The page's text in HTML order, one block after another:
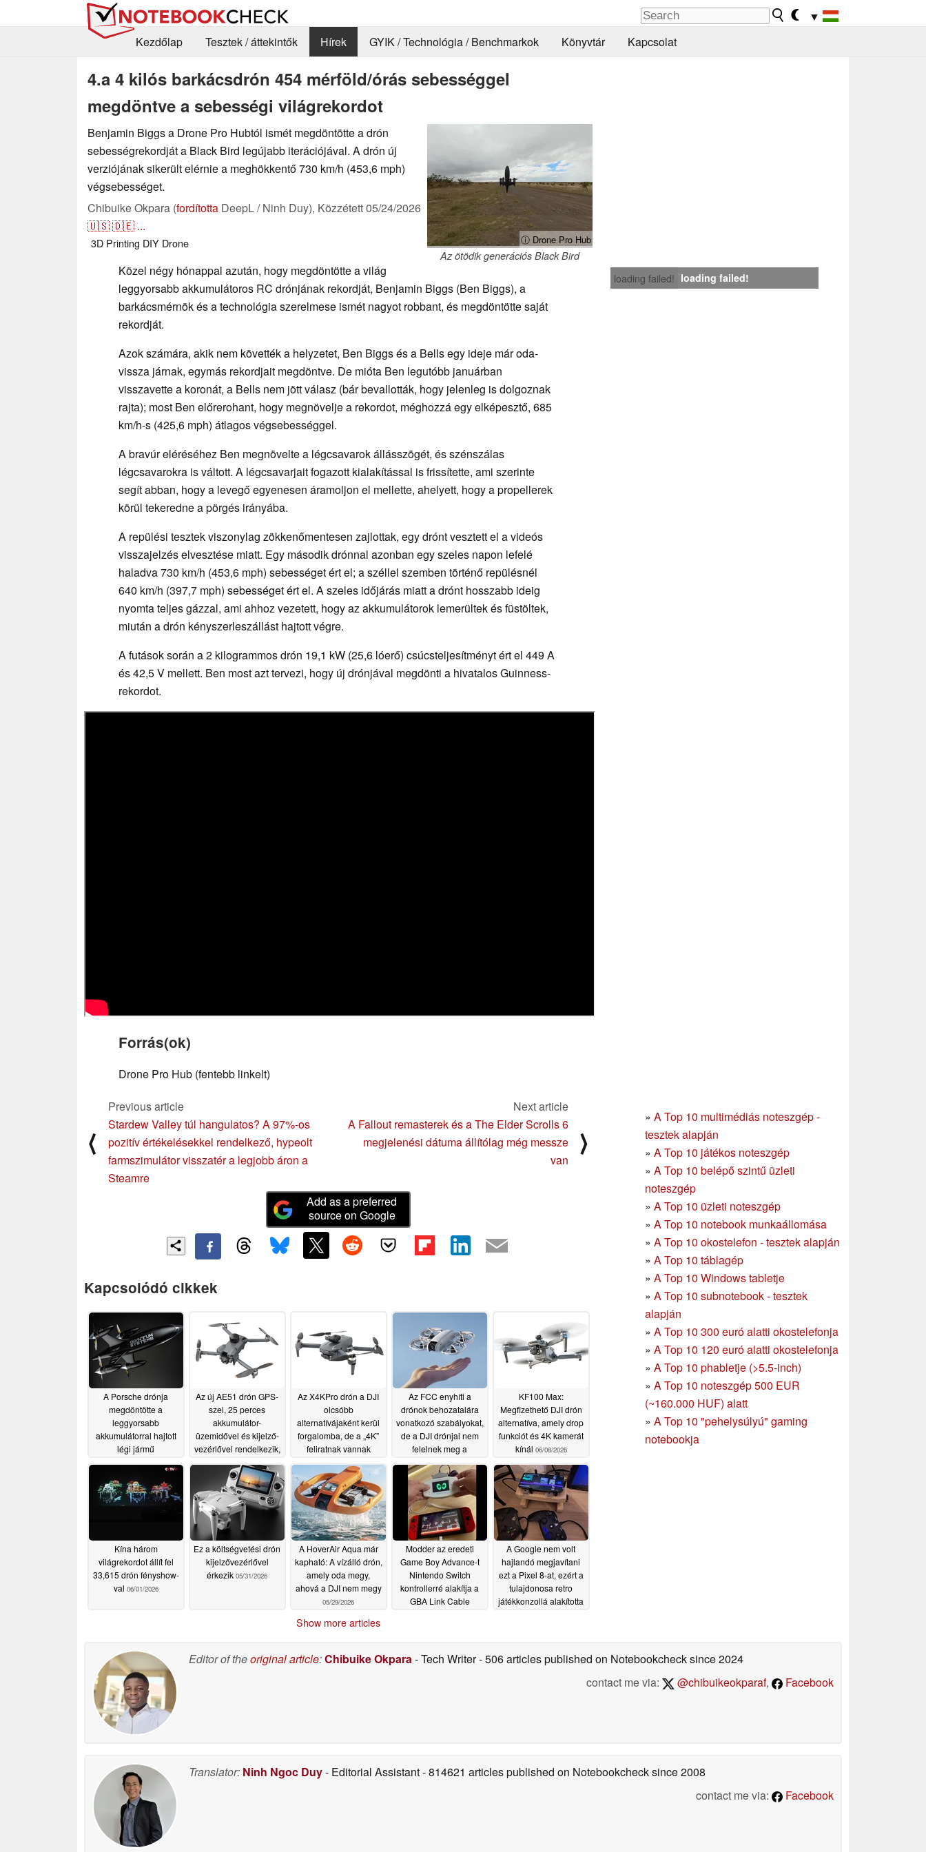
▼
Kezdőlap
Tesztek / áttekintők Hírek GYIK / Technológia / Benchmarkok Könyvtár Kapcsolat
4.a 4 kilós barkácsdrón 454 mérföld/órás sebességgel
megdöntve a sebességi világrekordot
ⓘ Drone Pro Hub
Az ötödik generációs Black Bird
Benjamin Biggs a Drone Pro Hubtól ismét megdöntötte a drón
sebességrekordját a Black Bird legújabb iterációjával. A drón új
verziójának sikerült elérnie a meghökkentő 730 km/h (453,6 mph)
végsebességet.
Chibuike Okpara (fordította DeepL / Ninh Duy), Közzétett05/24/2026
🇺🇸🇩🇪 ...
3D Printing DIY Drone
loading failed! loading failed!
Közel négy hónappal azután, hogy megdöntötte a világ
leggyorsabb akkumulátoros RC drónjának rekordját, Benjamin Biggs (Ben Biggs), a
barkácsmérnök és a technológia szerelmese ismét nagyot robbant, és megdöntötte saját
rekordját.
Azok számára, akik nem követték a helyzetet, Ben Biggs és a Bells egy ideje már oda-
vissza járnak, egymás rekordjait megdöntve. De mióta Ben legutóbb januárban
visszavette a koronát, a Bells nem jött válasz (bár bevallották, hogy jelenleg is dolgoznak
rajta); most Ben előrerohant, hogy megnövelje a rekordot, méghozzá egy elképesztő, 685
km/h-s (425,6 mph) átlagos végsebességgel.
A bravúr eléréséhez Ben megnövelte a légcsavarok állásszögét, és szénszálas
légcsavarokra is váltott. A légcsavarjait fogazott kialakítással is frissítette, ami szerinte
segít abban, hogy a levegő egyenesen áramoljon el mellette, ahelyett, hogy a propellerek
körül tekeredne a pörgés irányába.
A repülési tesztek viszonylag zökkenőmentesen zajlottak, egy drónt vesztett el a videós
visszajelzés elvesztése miatt. Egy második drónnal azonban egy szeles napon lefelé
haladva 730 km/h (453,6 mph) sebességet ért el; a széllel szemben történő repülésnél
640 km/h (397,7 mph) sebességet ért el. A szeles időjárás miatt a drónt hosszabb ideig
nyomta teljes gázzal, ami ahhoz vezetett, hogy az akkumulátorok lemerültek és füstöltek,
miután a drón kényszerleszállást hajtott végre.
A futások során a 2 kilogrammos drón 19,1 kW (25,6 lóerő) csúcsteljesítményt ért el 449 A
és 42,5 V mellett. Ben most azt tervezi, hogy új drónjával megdönti a hivatalos Guinness-
rekordot.
Forrás(ok)
Drone Pro Hub (fentebb linkelt)
» A Top 10 multimédiás noteszgép -
tesztek alapján
» A Top 10 játékos noteszgép
» A Top 10 belépő szintű üzleti
noteszgép
» A Top 10 üzleti noteszgép
» A Top 10 notebook munkaállomása
» A Top 10 okostelefon - tesztek alapján
» A Top 10 táblagép
» A Top 10 Windows tabletje
» A Top 10 subnotebook - tesztek
alapján
» A Top 10 300 euró alatti okostelefonja
» A Top 10 120 euró alatti okostelefonja
» A Top 10 phabletje (>5.5-inch)
» A Top 10 noteszgép 500 EUR
(~160.000 HUF) alatt
» A Top 10 "pehelysúlyú" gaming
notebookja
⟨
Previous article
Stardew Valley túl hangulatos? A 97%-os
pozitív értékelésekkel rendelkező, hypeolt
farmszimulátor visszatér a legjobb áron a
Steamre
Next article
A Fallout remasterek és a The Elder Scrolls 6
megjelenési dátuma állítólag még messze
van
⟩
Add as a preferred
source on Google
Kapcsolódó cikkek
A Porsche drónja
megdöntötte a
leggyorsabb
akkumulátorral hajtott
légi jármű
Az új AE51 drón GPS-
szel, 25 perces
akkumulátor-
üzemidővel és kijelző-
vezérlővel rendelkezik,
06/23/2026
Az X4KPro drón a DJI
olcsóbb
alternatívájaként kerül
forgalomba, de a „4K”
feliratnak vannak
06/21/2026
Az FCC enyhíti a
drónok behozatalára
vonatkozó szabályokat,
de a DJI drónjai nem
felelnek meg a
kritériumoknak
06/19/2026
KF100 Max:
Megfizethető DJI drón
alternatíva, amely drop
funkciót és 4K kamerát
kínál 06/08/2026
Kína három
világrekordot állít fel
33,615 drón fényshow-
val 06/01/2026
Ez a költségvetési drón
kijelzővezérlővel
érkezik 05/31/2026
A HoverAir Aqua már
kapható: A vízálló drón,
amely oda megy,
ahová a DJI nem megy
05/29/2026
Modder az eredeti
Game Boy Advance-t
Nintendo Switch
kontrollerré alakítja a
GBA Link Cable
A Google nem volt
hajlandó megjavítani
ezt a Pixel 8-at, ezért a
tulajdonosa retro
játékkonzollá alakította
Show more articles
Editor of theoriginal article:Chibuike Okpara- Tech Writer- 506 articles published on Notebookchecksince 2024
contact me via:
@chibuikeokparaf, Facebook
Translator: Ninh Ngoc Duy- Editorial Assistant- 814621 articles published on Notebookchecksince 2008
contact me via:
Facebook